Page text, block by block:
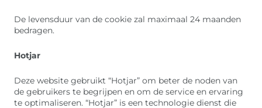
De levensduur van de cookie zal maximaal 24 maanden
bedragen.
Hotjar
Deze website gebruikt “Hotjar” om beter de noden van
de gebruikers te begrijpen en om de service en ervaring
te optimaliseren. “Hotjar” is een technologie dienst die